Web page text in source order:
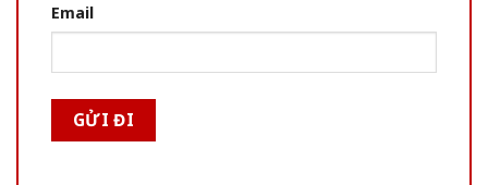
Email